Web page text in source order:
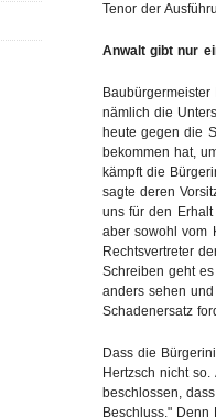
Tenor der
Anwalt gibt nur
nämlich die
heute gegen die
bekommen hat,
kämpft die
sagte deren
uns für den
aber sowohl vom
Rechtsvertreter
Schreiben geht
anders sehen
Schadenersatz
Dass die
Hertzsch nicht
beschlossen,
Beschluss."